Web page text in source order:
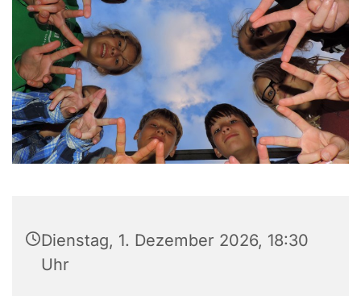
Dienstag, 1. Dezember 2026, 18:30
Uhr